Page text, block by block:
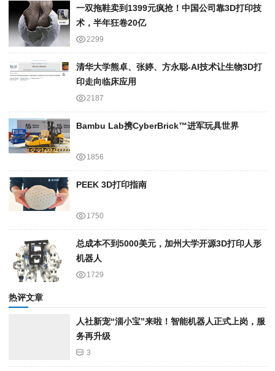
一双拖鞋卖到1399元疯抢！中国公司靠3D打印技
术，半年狂卷20亿
2299
清华大学熊卓、张婷、方永聪-AI技术让生物3D打
印走向临床应用
2187
Bambu Lab携Cyber​​Brick™进军玩具世界
1856
PEEK 3D打印指南
1750
总成本不到5000美元，加州大学开源3D打印人形
机器人
1729
热评文章
人社新宠“淄小宝”来啦！智能机器人正式上岗，服
务再升级
3